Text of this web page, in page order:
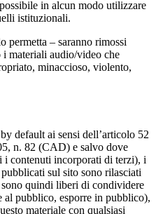
in alcun modo utilizzare
istituzionali.
permetta – saranno rimossi
materiali audio/video che
minaccioso, violento,
default ai sensi dell’articolo 52
n. 82 (CAD) e salvo dove
i contenuti incorporati di terzi), i
sul sito sono rilasciati
quindi liberi di condividere
pubblico, esporre in pubblico),
materiale con qualsiasi